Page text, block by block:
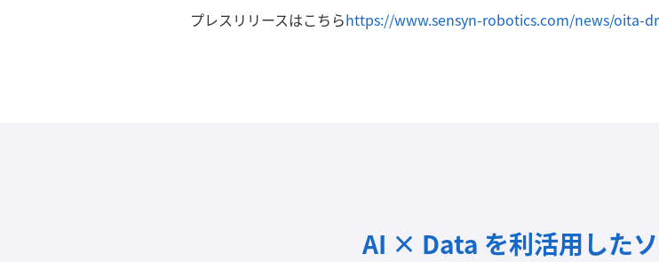
プレスリリースはこちらhttps://www.sensyn-robotics.com/news/oita-
AI × Data を利活用した